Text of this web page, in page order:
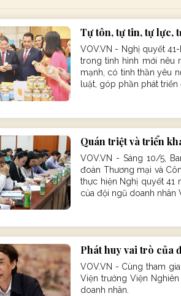
Tự tôn, tự tin, tự lực,
VOV.VN - Nghị quyết
trong tình hình mới nêu
mạnh, có tinh thần yêu
luật, góp phần phát triển
Quán triệt và triển
VOV.VN - Sáng 10/5,
đoàn Thương mại và
thực hiện Nghị quyết 41
của đội ngũ doanh nhân
Phát huy vai trò của
VOV.VN - Cùng tham
Viện trưởng Viện
doanh nhân.